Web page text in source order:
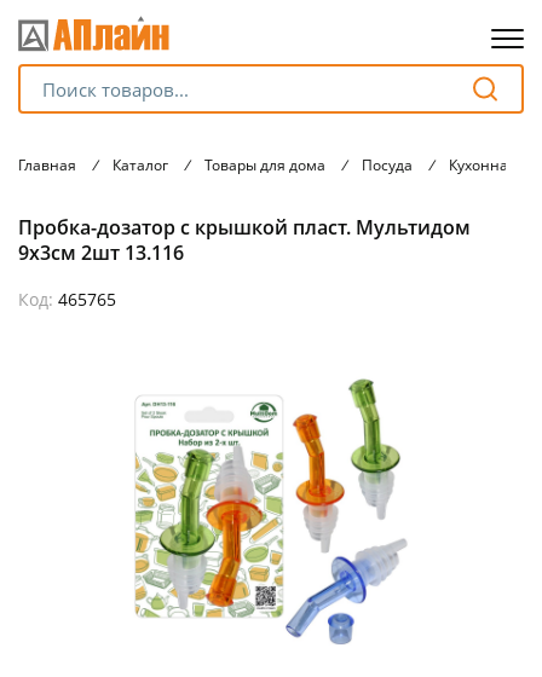
Главная / Каталог / Товары для дома / Посуда / Кухонная
Пробка-дозатор с крышкой пласт. Мультидом
9х3см 2шт 13.116
Код: 465765
оплатуна части
Добавляйте товары
в корзину